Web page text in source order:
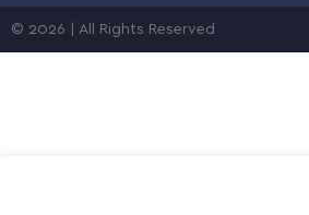
© 2026 | All Rights Reserved